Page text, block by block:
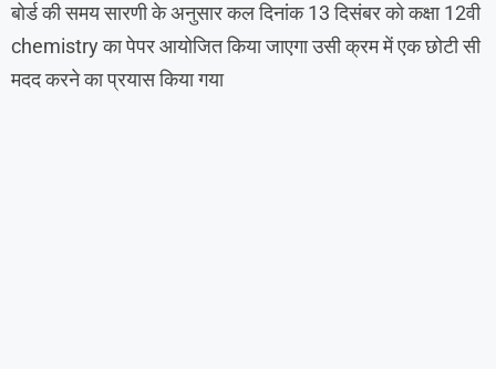
बोर्ड की समय सारणी के अनुसार कल दिनांक 13 दिसंबर को कक्षा 12वी
chemistry का पेपर आयोजित किया जाएगा उसी क्रम में एक छोटी सी
मदद करने का प्रयास किया गया